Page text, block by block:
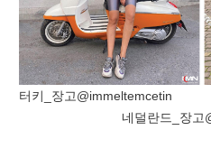
터키_장고
네덜란드_장고